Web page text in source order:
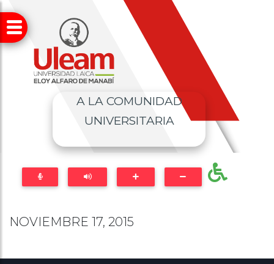
A LA COMUNIDAD
UNIVERSITARIA
NOVIEMBRE 17, 2015